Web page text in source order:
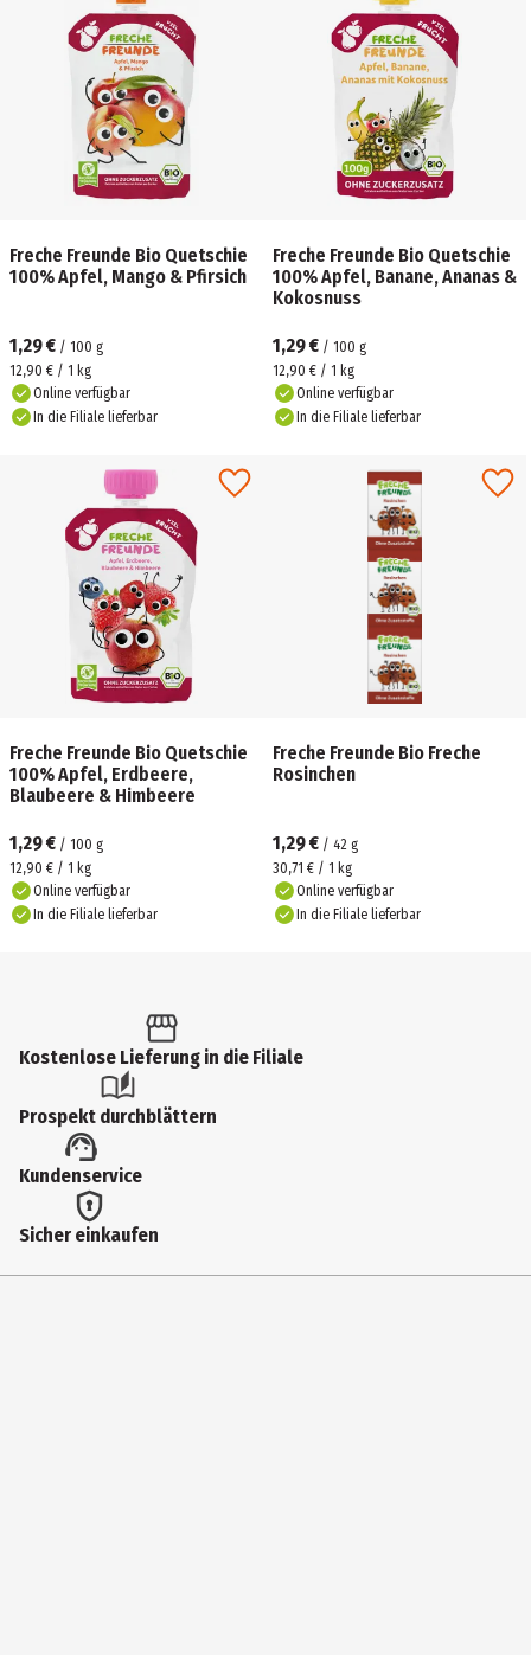
Freche Freunde Bio Quetschie
100% Apfel, Mango & Pfirsich
1,29 € / 100 g
12,90 € / 1 kg
Online verfügbar
In die Filiale lieferbar
Freche Freunde Bio Quetschie
100% Apfel, Banane, Ananas &
Kokosnuss
1,29 € / 100 g
12,90 € / 1 kg
Online verfügbar
In die Filiale lieferbar
Freche Freunde Bio Quetschie
100% Apfel, Erdbeere,
Blaubeere & Himbeere
1,29 € / 100 g
12,90 € / 1 kg
Online verfügbar
In die Filiale lieferbar
Freche Freunde Bio Freche
Rosinchen
1,29 € / 42 g
30,71 € / 1 kg
Online verfügbar
In die Filiale lieferbar
Kostenlose Lieferung in die Filiale
Prospekt durchblättern
Kundenservice
Sicher einkaufen